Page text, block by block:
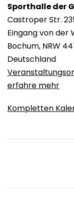
Sporthalle der
Castroper Str.
Eingang von der
Bochum, NRW
Deutschland
erfahre mehr
Kompletten